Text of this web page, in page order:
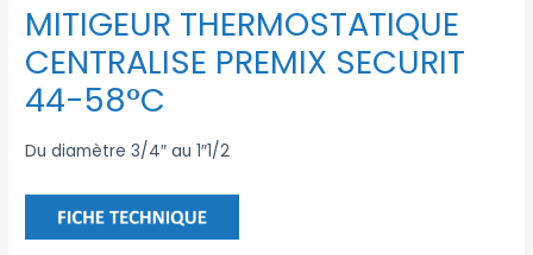
MITIGEUR THERMOSTATIQUE
CENTRALISE PREMIX SECURIT
44-58°C
Du diamètre 3/4″ au 1″1/2